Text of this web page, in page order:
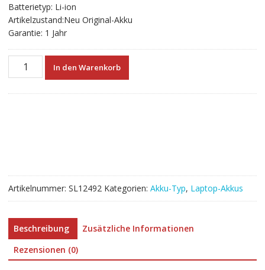
Batterietyp: Li-ion
Artikelzustand:Neu Original-Akku
Garantie: 1 Jahr
Neuer
Akku
In den Warenkorb
Artikelnummer: SL12492 Kategorien: Akku-Typ, Laptop-Akkus
Beschreibung
Zusätzliche Informationen
Rezensionen (0)